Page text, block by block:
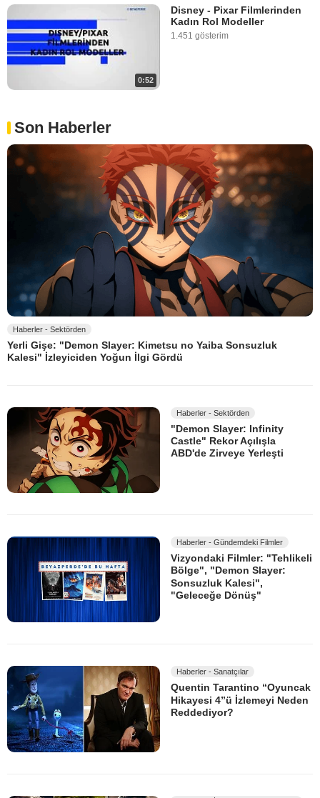
0:52
Disney - Pixar Filmlerinden
Kadın Rol Modeller
1.451 gösterim
Son Haberler
Haberler - Sektörden
Yerli Gişe: "Demon Slayer: Kimetsu no Yaiba Sonsuzluk
Kalesi" İzleyiciden Yoğun İlgi Gördü
Haberler - Sektörden
"Demon Slayer: Infinity
Castle" Rekor Açılışla
ABD'de Zirveye Yerleşti
Haberler - Gündemdeki Filmler
Vizyondaki Filmler: "Tehlikeli
Bölge", "Demon Slayer:
Sonsuzluk Kalesi",
"Geleceğe Dönüş"
Haberler - Sanatçılar
Quentin Tarantino “Oyuncak
Hikayesi 4”ü İzlemeyi Neden
Reddediyor?